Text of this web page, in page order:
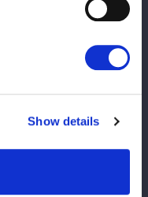
Show details
Descendente da montanha